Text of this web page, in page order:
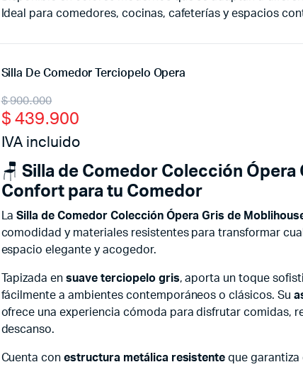
Ideal para comedores, cocinas, cafeterías y espacios
Silla De Comedor Terciopelo Opera
$900.000
Original
price
was:
$ 900.000.
$439.900
Current
price
is:
$ 439.900.
IVA incluido
🪑 Silla de Comedor Colección Ópera
Confort para tu Comedor
LaSilla de Comedor Colección Ópera Gris de
comodidad y materiales resistentes para transformar
espacio elegante y acogedor.
Tapizada ensuave terciopelo gris, aporta un toque
fácilmente a ambientes contemporáneos o clásicos. Su
ofrece una experiencia cómoda para disfrutar comidas,
descanso.
Cuenta conestructura metálica resistente que